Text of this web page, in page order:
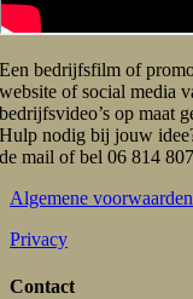
Een bedrijfsfilm of
website of social media
bedrijfsvideo’s op maat
Hulp nodig bij jouw
de mail of bel 06 814
Algemene voorwaarden
Privacy
Contact